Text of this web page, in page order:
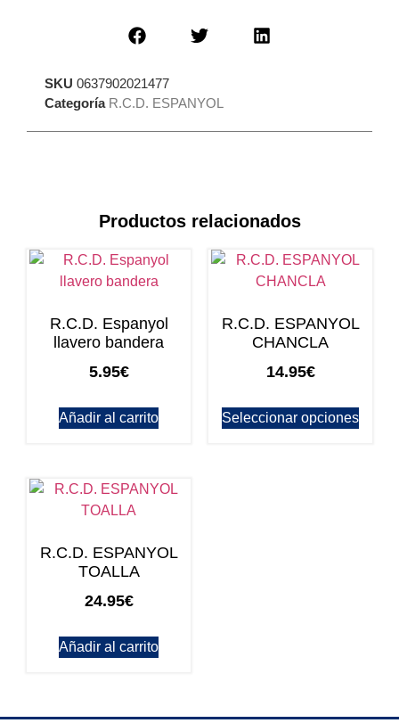
SKU 0637902021477
Categoría R.C.D. ESPANYOL
Productos relacionados
R.C.D. Espanyol
llavero bandera
5.95€
Añadir al carrito
R.C.D. ESPANYOL
CHANCLA
14.95€
Seleccionar opciones
R.C.D. ESPANYOL
TOALLA
24.95€
Añadir al carrito